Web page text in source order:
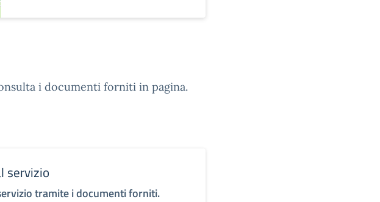
i documenti forniti in pagina.
servizio
tramite i documenti forniti.